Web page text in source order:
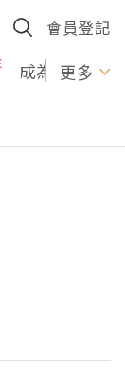
會員登記
成為U更多